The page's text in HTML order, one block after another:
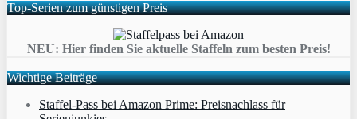
Top-Serien zum günstigen Preis
NEU: Hier finden Sie aktuelle Staffeln zum besten Preis!
Wichtige Beiträge
Staffel-Pass bei Amazon Prime: Preisnachlass für